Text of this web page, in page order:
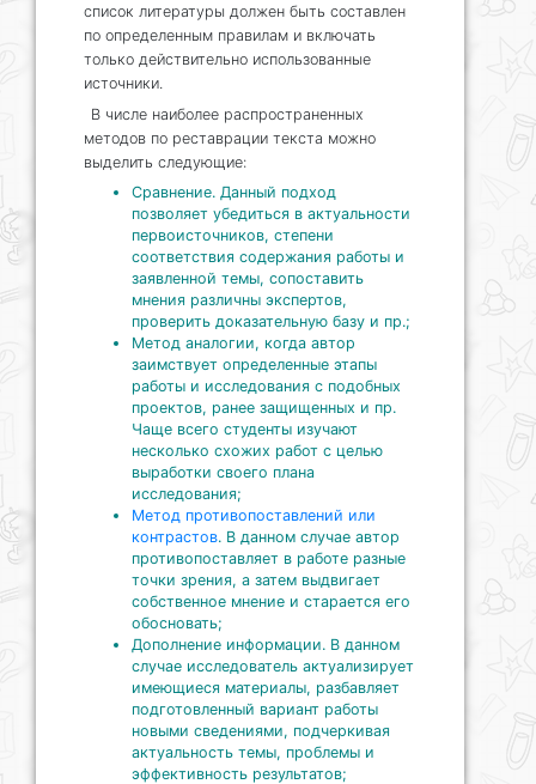
список литературы должен быть составлен
по определенным правилам и включать
только действительно использованные
источники.
В числе наиболее распространенных
методов по реставрации текста можно
выделить следующие:
Сравнение. Данный подход
позволяет убедиться в актуальности
первоисточников, степени
соответствия содержания работы и
заявленной темы, сопоставить
мнения различны экспертов,
проверить доказательную базу и пр.;
Метод аналогии, когда автор
заимствует определенные этапы
работы и исследования с подобных
проектов, ранее защищенных и пр.
Чаще всего студенты изучают
несколько схожих работ с целью
выработки своего плана
исследования;
Метод противопоставлений или
контрастов. В данном случае автор
противопоставляет в работе разные
точки зрения, а затем выдвигает
собственное мнение и старается его
обосновать;
Дополнение информации. В данном
случае исследователь актуализирует
имеющиеся материалы, разбавляет
подготовленный вариант работы
новыми сведениями, подчеркивая
актуальность темы, проблемы и
эффективность результатов;